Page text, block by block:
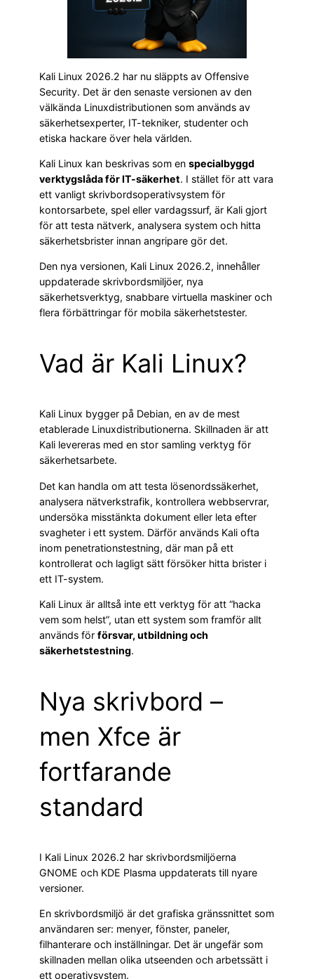
Kali Linux 2026.2 har nu släppts av Offensive
Security. Det är den senaste versionen av den
välkända Linuxdistributionen som används av
säkerhetsexperter, IT-tekniker, studenter och
etiska hackare över hela världen.
Kali Linux kan beskrivas som en specialbyggd
verktygslåda för IT-säkerhet. I stället för att vara
ett vanligt skrivbordsoperativsystem för
kontorsarbete, spel eller vardagssurf, är Kali gjort
för att testa nätverk, analysera system och hitta
säkerhetsbrister innan angripare gör det.
Den nya versionen, Kali Linux 2026.2, innehåller
uppdaterade skrivbordsmiljöer, nya
säkerhetsverktyg, snabbare virtuella maskiner och
flera förbättringar för mobila säkerhetstester.
Vad är Kali Linux?
Kali Linux bygger på Debian, en av de mest
etablerade Linuxdistributionerna. Skillnaden är att
Kali levereras med en stor samling verktyg för
säkerhetsarbete.
Det kan handla om att testa lösenordssäkerhet,
analysera nätverkstrafik, kontrollera webbservrar,
undersöka misstänkta dokument eller leta efter
svagheter i ett system. Därför används Kali ofta
inom penetrationstestning, där man på ett
kontrollerat och lagligt sätt försöker hitta brister i
ett IT-system.
Kali Linux är alltså inte ett verktyg för att “hacka
vem som helst”, utan ett system som framför allt
används för försvar, utbildning och
säkerhetstestning.
Nya skrivbord –
men Xfce är
fortfarande
standard
I Kali Linux 2026.2 har skrivbordsmiljöerna
GNOME och KDE Plasma uppdaterats till nyare
versioner.
En skrivbordsmiljö är det grafiska gränssnittet som
användaren ser: menyer, fönster, paneler,
filhanterare och inställningar. Det är ungefär som
skillnaden mellan olika utseenden och arbetssätt i
ett operativsystem.